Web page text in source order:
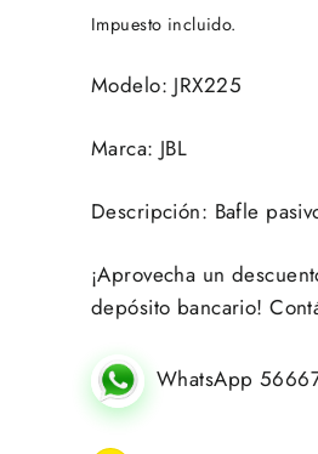
Impuesto incluido.
Modelo: JRX225
Marca: JBL
Descripción: Bafle
¡Aprovecha un
depósito bancario!
WhatsApp